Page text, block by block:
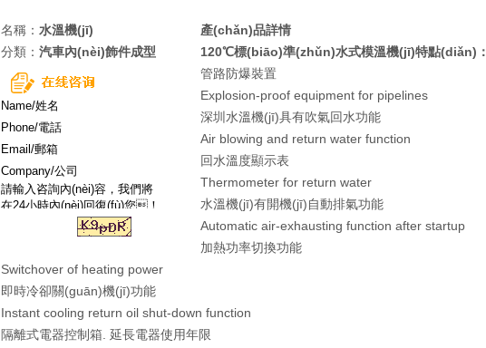
名稱： 水溫機(jī)
分類： 汽車內(nèi)飾件成型
產(chǎn)品詳情
120℃標(biāo)準(zhǔn)水式模溫機(jī)特點(diǎn)：
管路防爆裝置
Explosion-proof equipment for pipelines
深圳水溫機(jī)具有吹氣回水功能
Air blowing and return water function
回水溫度顯示表
Thermometer for return water
水溫機(jī)有開機(jī)自動排氣功能
Automatic air-exhausting function after startup
加熱功率切換功能
Switchover of heating power
即時冷卻關(guān)機(jī)功能
Instant cooling return oil shut-down function
隔離式電器控制箱. 延長電器使用年限